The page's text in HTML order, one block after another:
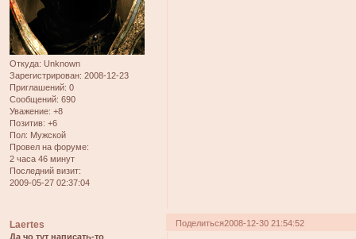
Откуда: Unknown
Зарегистрирован: 2008-12-23
Приглашений: 0
Сообщений: 690
Уважение: +8
Позитив: +6
Пол: Мужской
Провел на форуме:
2 часа 46 минут
Последний визит:
2009-05-27 02:37:04
Поделиться2008-12-30 21:54:52
Laertes
Да чо тут написать-то